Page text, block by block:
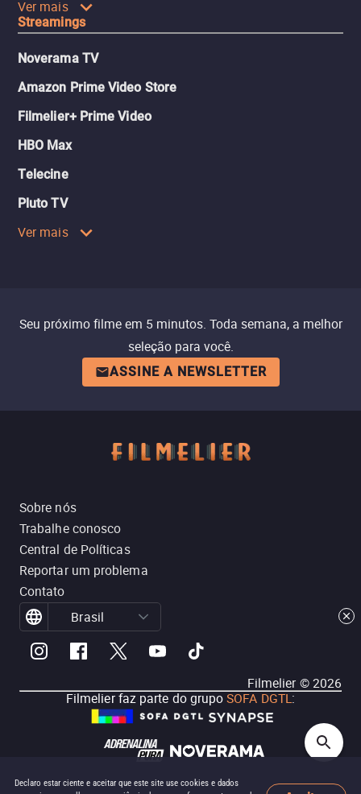
Declaro estar ciente e aceitar que este site use cookies e dados
Ver mais
Streamings
Noverama TV
Amazon Prime Video Store
Filmelier+ Prime Video
HBO Max
Telecine
Pluto TV
Ver mais
Seu próximo filme em 5 minutos. Toda semana, a melhor
seleção para você.
ASSINE A NEWSLETTER
Sobre nós
Trabalhe conosco
Central de Políticas
Reportar um problema
Contato
Brasil
Filmelier ©2026
Filmelier faz parte do grupoSOFA DGTL: